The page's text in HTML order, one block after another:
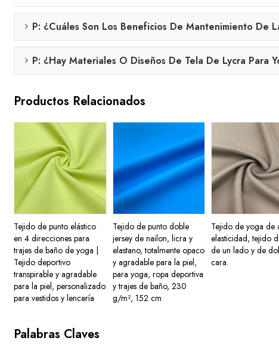
P: ¿Cuáles Son Los Beneficios De Mantenimiento De
P: ¿Hay Materiales O Diseños De Tela De Lycra Para
Productos Relacionados
Tejido de punto elástico
en 4 direcciones para
trajes de baño de yoga |
Tejido deportivo
transpirable y agradable
para la piel, personalizado
para vestidos y lencería
Tejido de punto doble
jersey de nailon, licra y
elastano, totalmente opaco
y agradable para la piel,
para yoga, ropa deportiva
y trajes de baño, 230
g/m², 152 cm
Tejido de yoga de
elasticidad, tejido
de un lado y de
cara.
Palabras Claves